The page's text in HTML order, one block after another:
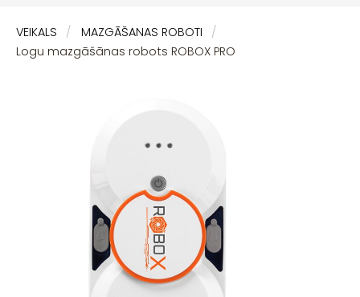
VEIKALS
MAZGĀŠANAS ROBOTI
Logu mazgāšānas robots ROBOX PRO